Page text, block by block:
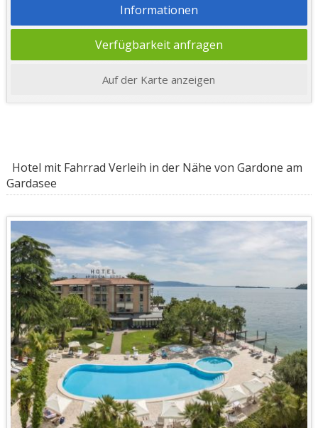
Informationen
Verfügbarkeit anfragen
Auf der Karte anzeigen
Hotel mit Fahrrad Verleih in der Nähe von Gardone am
Gardasee